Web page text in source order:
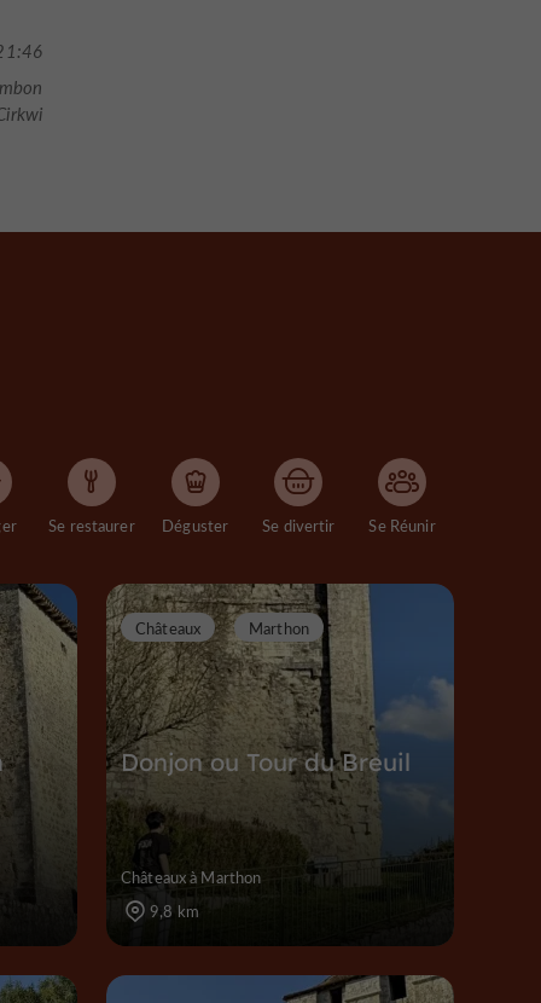
Se restaurer Déguster Se divertir Se Réunir
Donjon ou Tour du Breuil
Châteaux Marthon
Châteaux à Marthon
9,8 km